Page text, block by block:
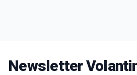
Newsletter